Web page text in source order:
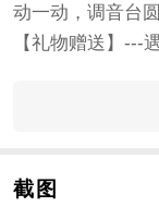
动一动，调音台
【礼物赠送】---
【练唱模式】---
音，在WeSing里
截图